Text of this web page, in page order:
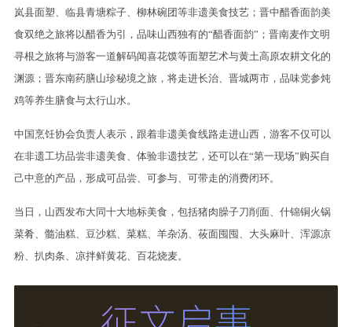
岚县面塑、临县青塘粽子、柳林碗团等非遗美食技艺；晋中醋香面韵美
食双绝之旅将以醋香为引，品味山西独有的“醋香面韵”；晋南麦作文明
寻根之旅将与游客一道解码闻喜花馍等面塑艺术与黄土高原农耕文化的
渊源；晋东南药膳山珍秘境之旅，将走进长治、晋城两市，品味党参炖
鸡等养生膳食与太行山水。
中国烹饪协会负责人表示，跟着非遗美食线路走进山西，游客不仅可以
在非遗工坊品尝非遗美食、体验非遗技艺，还可以在“第一现场”购买自
己中意的产品，形成可品尝、可参与、可带走的消费闭环。
当日，山西发布大同十大地标美食，包括猪肉臊子刀削面、什锦铜火锅
菜肴、髓油糕、豆沙糕、菜糕、羊杂汤、莜面囤囤、大头麻叶、浑源凉
粉、扒肉条、凉拌鲜黄花、百花烧麦。